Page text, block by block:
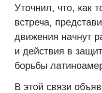
Уточнил, что, как
встреча,
движения начнут
и действия в
борьбы
В этой связи